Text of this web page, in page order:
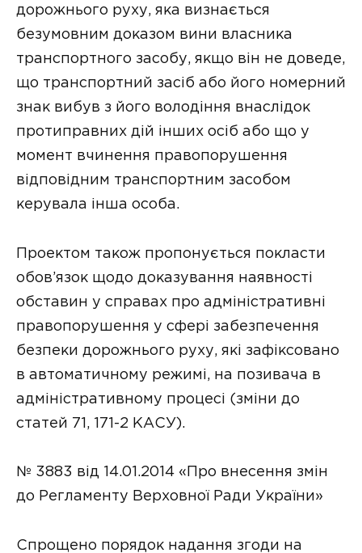
дорожнього руху, яка визнається
безумовним доказом вини власника
транспортного засобу, якщо він не доведе,
що транспортний засіб або його номерний
знак вибув з його володіння внаслідок
протиправних дій інших осіб або що у
момент вчинення правопорушення
відповідним транспортним засобом
керувала інша особа.
Проектом також пропонується покласти
обов’язок щодо доказування наявності
обставин у справах про адміністративні
правопорушення у сфері забезпечення
безпеки дорожнього руху, які зафіксовано
в автоматичному режимі, на позивача в
адміністративному процесі (зміни до
статей 71, 171-2 КАСУ).
№ 3883 від 14.01.2014 «Про внесення змін
до Регламенту Верховної Ради України»
Спрощено порядок надання згоди на